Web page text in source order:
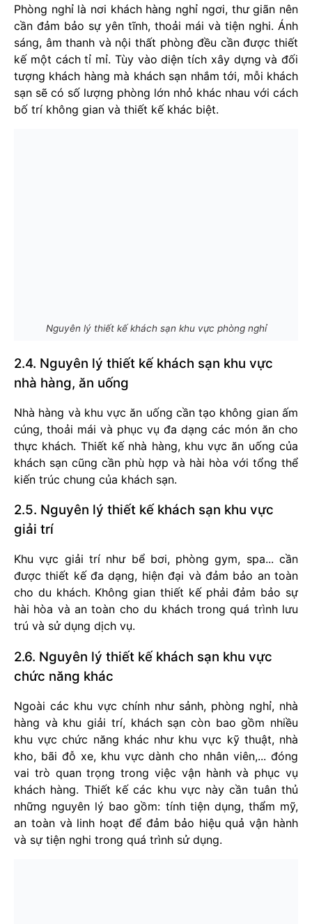
Phòng nghỉ là nơi khách hàng nghỉ ngơi, thư giãn nên
cần đảm bảo sự yên tĩnh, thoải mái và tiện nghi. Ánh
sáng, âm thanh và nội thất phòng đều cần được thiết
kế một cách tỉ mỉ. Tùy vào diện tích xây dựng và đối
tượng khách hàng mà khách sạn nhắm tới, mỗi khách
sạn sẽ có số lượng phòng lớn nhỏ khác nhau với cách
bố trí không gian và thiết kế khác biệt.
Nguyên lý thiết kế khách sạn khu vực phòng nghỉ
2.4. Nguyên lý thiết kế khách sạn khu vực
nhà hàng, ăn uống
Nhà hàng và khu vực ăn uống cần tạo không gian ấm
cúng, thoải mái và phục vụ đa dạng các món ăn cho
thực khách. Thiết kế nhà hàng, khu vực ăn uống của
khách sạn cũng cần phù hợp và hài hòa với tổng thể
kiến trúc chung của khách sạn.
2.5. Nguyên lý thiết kế khách sạn khu vực
giải trí
Khu vực giải trí như bể bơi, phòng gym, spa... cần
được thiết kế đa dạng, hiện đại và đảm bảo an toàn
cho du khách. Không gian thiết kế phải đảm bảo sự
hài hòa và an toàn cho du khách trong quá trình lưu
trú và sử dụng dịch vụ.
2.6. Nguyên lý thiết kế khách sạn khu vực
chức năng khác
Ngoài các khu vực chính như sảnh, phòng nghỉ, nhà
hàng và khu giải trí, khách sạn còn bao gồm nhiều
khu vực chức năng khác như khu vực kỹ thuật, nhà
kho, bãi đỗ xe, khu vực dành cho nhân viên,... đóng
vai trò quan trọng trong việc vận hành và phục vụ
khách hàng. Thiết kế các khu vực này cần tuân thủ
những nguyên lý bao gồm: tính tiện dụng, thẩm mỹ,
an toàn và linh hoạt để đảm bảo hiệu quả vận hành
và sự tiện nghi trong quá trình sử dụng.